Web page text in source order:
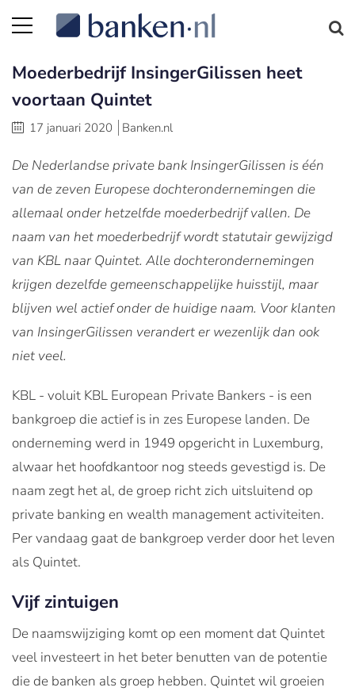
Moederbedrijf InsingerGilissen heet
voortaan Quintet
17 januari 2020 Banken.nl
De Nederlandse private bank InsingerGilissen is één
van de zeven Europese dochterondernemingen die
allemaal onder hetzelfde moederbedrijf vallen. De
naam van het moederbedrijf wordt statutair gewijzigd
van KBL naar Quintet. Alle dochterondernemingen
krijgen dezelfde gemeenschappelijke huisstijl, maar
blijven wel actief onder de huidige naam. Voor klanten
van InsingerGilissen verandert er wezenlijk dan ook
niet veel.
KBL - voluit KBL European Private Bankers - is een
bankgroep die actief is in zes Europese landen. De
onderneming werd in 1949 opgericht in Luxemburg,
alwaar het hoofdkantoor nog steeds gevestigd is. De
naam zegt het al, de groep richt zich uitsluitend op
private banking en wealth management activiteiten.
Per vandaag gaat de bankgroep verder door het leven
als Quintet.
Vijf zintuigen
De naamswijziging komt op een moment dat Quintet
veel investeert in het beter benutten van de potentie
die de banken als groep hebben. Quintet wil groeien